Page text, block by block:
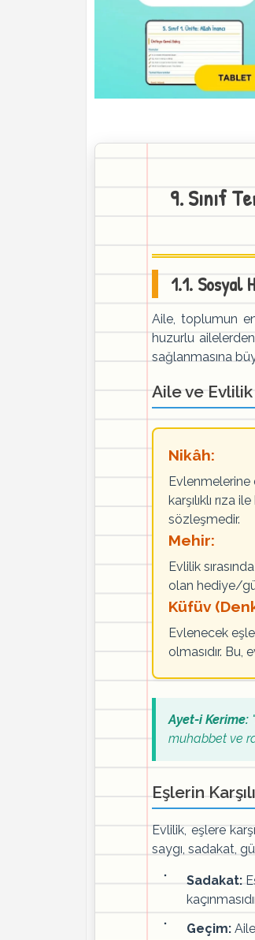
9. Sınıf
1.1. Sosyal
Aile, toplumun
huzurlu
sağlanmasına
Aile ve
Nikâh:
Evlenmelerine
karşılıklı
sözleşmedir.
Mehir:
Evlilik
olan hediye/
Küfüv
Evlenecek
olmasıdır. Bu,
Ayet-i Kerime:
muhabbet ve
Eşlerin
Evlilik, eşlere
saygı, sadakat,
Sadakat:
Geçim: